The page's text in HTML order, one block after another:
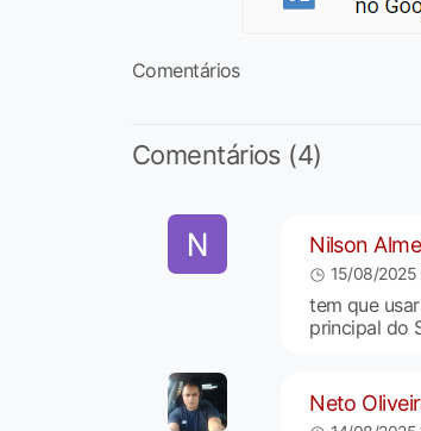
Comentários
Comentários (4)
Nilson
15/08/2025
tem que
principal do
Neto